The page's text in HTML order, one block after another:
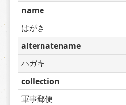
name
はがき
alternatename
ハガキ
collection
軍事郵便